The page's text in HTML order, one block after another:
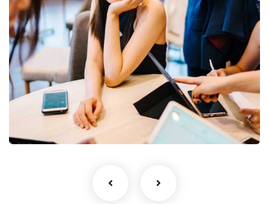
رشد کسب و کار
مربیگری